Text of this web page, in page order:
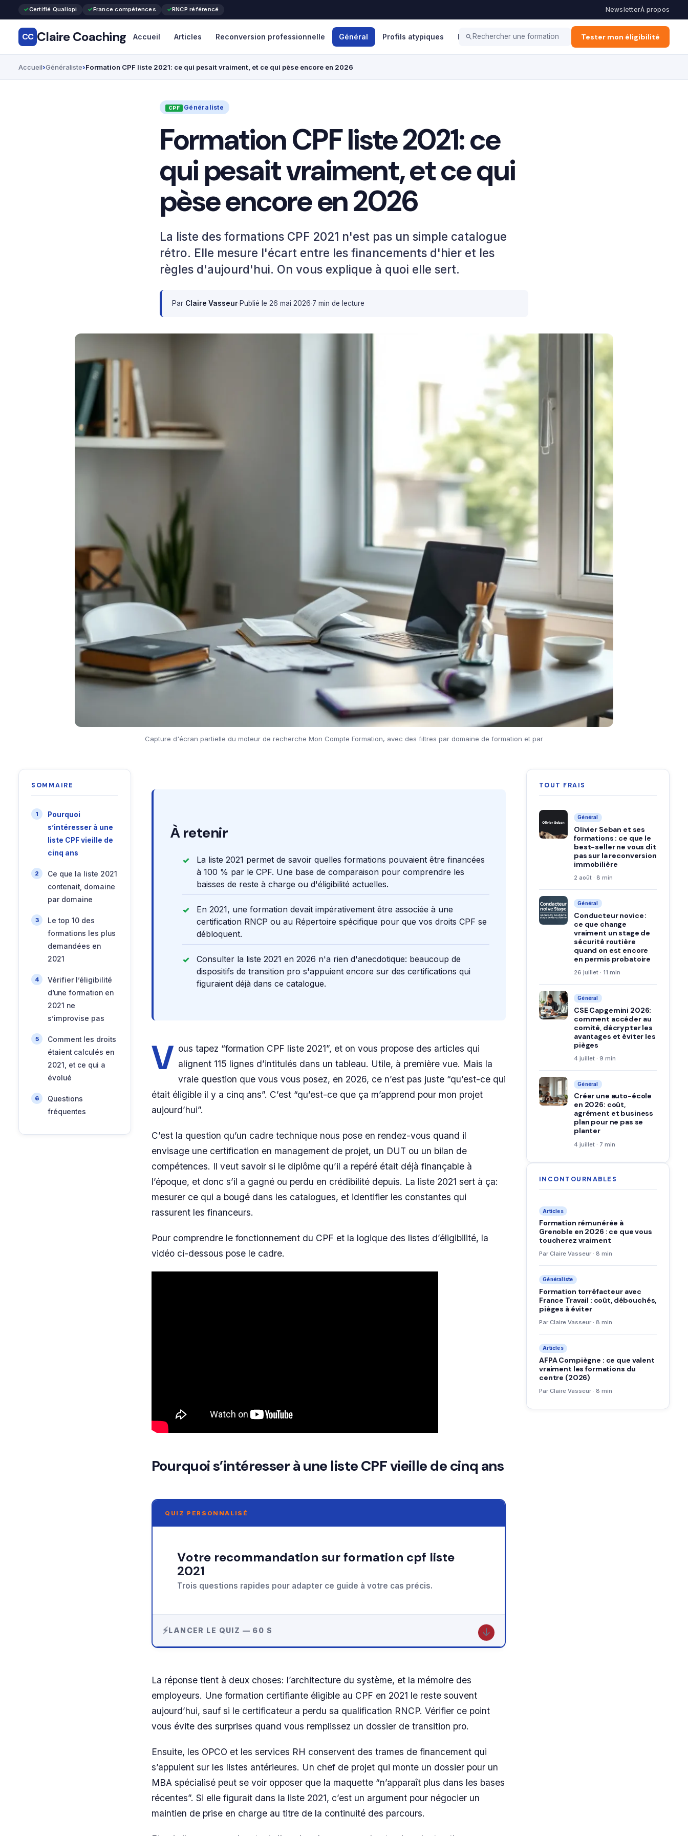
Certifié Qualiopi France compétences RNCP référencé NewsletterÀ propos
CC Claire Coaching Accueil Articles Reconversion professionnelle Général Profils atypiques Haut potentiel Coaching
Rechercher une formation Tester mon éligibilité
Accueil Généraliste Formation CPF liste 2021: ce qui pesait vraiment, et ce qui pèse encore en 2026
Généraliste
Formation CPF liste 2021: ce
qui pesait vraiment, et ce qui
pèse encore en 2026
La liste des formations CPF 2021 n'est pas un simple catalogue
rétro. Elle mesure l'écart entre les financements d'hier et les
règles d'aujourd'hui. On vous explique à quoi elle sert.
Par Claire Vasseur·Publié le 26 mai 2026·7 min de lecture
Capture d'écran partielle du moteur de recherche Mon Compte Formation, avec des filtres par domaine de formation et par
SOMMAIRE
Pourquoi
s’intéresser à une
liste CPF vieille de
cinq ans
Ce que la liste 2021
contenait, domaine
par domaine
Le top 10 des
formations les plus
demandées en
2021
Vérifier l’éligibilité
d’une formation en
2021 ne
s’improvise pas
Comment les droits
étaient calculés en
2021, et ce qui a
évolué
Questions
fréquentes
À retenir
La liste 2021 permet de savoir quelles formations pouvaient être financées
à 100 % par le CPF. Une base de comparaison pour comprendre les
baisses de reste à charge ou d'éligibilité actuelles.
En 2021, une formation devait impérativement être associée à une
certification RNCP ou au Répertoire spécifique pour que vos droits CPF se
débloquent.
Consulter la liste 2021 en 2026 n'a rien d'anecdotique: beaucoup de
dispositifs de transition pro s'appuient encore sur des certifications qui
figuraient déjà dans ce catalogue.
V ous tapez “formation CPF liste 2021”, et on vous propose des articles qui
alignent 115 lignes d’intitulés dans un tableau. Utile, à première vue. Mais la
vraie question que vous vous posez, en 2026, ce n’est pas juste “qu’est-ce qui
était éligible il y a cinq ans”. C’est “qu’est-ce que ça m’apprend pour mon projet
aujourd’hui”.
C’est la question qu’un cadre technique nous pose en rendez-vous quand il
envisage une certification en management de projet, un DUT ou un bilan de
compétences. Il veut savoir si le diplôme qu’il a repéré était déjà finançable à
l’époque, et donc s’il a gagné ou perdu en crédibilité depuis. La liste 2021 sert à ça:
mesurer ce qui a bougé dans les catalogues, et identifier les constantes qui
rassurent les financeurs.
Pour comprendre le fonctionnement du CPF et la logique des listes d’éligibilité, la
vidéo ci-dessous pose le cadre.
Pourquoi s’intéresser à une liste CPF vieille de cinq ans
QUIZ PERSONNALISÉ
Votre recommandation sur formation cpf liste
2021
Trois questions rapides pour adapter ce guide à votre cas précis.
LANCER LE QUIZ — 60 S ↓
La réponse tient à deux choses: l’architecture du système, et la mémoire des
employeurs. Une formation certifiante éligible au CPF en 2021 le reste souvent
aujourd’hui, sauf si le certificateur a perdu sa qualification RNCP. Vérifier ce point
vous évite des surprises quand vous remplissez un dossier de transition pro.
Ensuite, les OPCO et les services RH conservent des trames de financement qui
s’appuient sur les listes antérieures. Un chef de projet qui monte un dossier pour un
MBA spécialisé peut se voir opposer que la maquette “n’apparaît plus dans les bases
récentes”. Si elle figurait dans la liste 2021, c’est un argument pour négocier un
maintien de prise en charge au titre de la continuité des parcours.
TOUT FRAIS
Général
Olivier Seban et ses
formations : ce que le
best-seller ne vous dit
pas sur la reconversion
immobilière
2 août · 8 min
Général
Conducteur novice :
ce que change
vraiment un stage de
sécurité routière
quand on est encore
en permis probatoire
26 juillet · 11 min
Général
CSE Capgemini 2026:
comment accéder au
comité, décrypter les
avantages et éviter les
pièges
4 juillet · 9 min
Général
Créer une auto-école
en 2026: coût,
agrément et business
plan pour ne pas se
planter
4 juillet · 7 min
INCONTOURNABLES
Articles
Formation rémunérée à
Grenoble en 2026 : ce que vous
toucherez vraiment
Par Claire Vasseur · 8 min
Généraliste
Formation torréfacteur avec
France Travail : coût, débouchés,
pièges à éviter
Par Claire Vasseur · 8 min
Articles
AFPA Compiègne : ce que valent
vraiment les formations du
centre (2026)
Par Claire Vasseur · 8 min